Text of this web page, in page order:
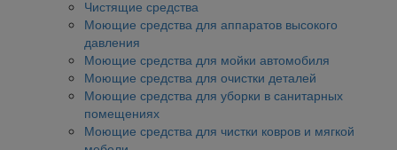
Чистящие средства
Моющие средства для аппаратов высокого
давления
Моющие средства для мойки автомобиля
Моющие средства для очистки деталей
Моющие средства для уборки в санитарных
помещениях
Моющие средства для чистки ковров и мягкой